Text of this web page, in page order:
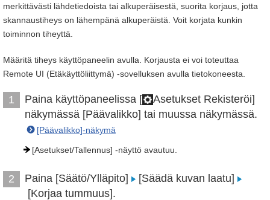
merkittävästi lähdetiedoista tai alkuperäisestä, suorita korjaus, jotta
skannaustiheys on lähempänä alkuperäistä. Voit korjata kunkin
toiminnon tiheyttä.
Määritä tiheys käyttöpaneelin avulla. Korjausta ei voi toteuttaa
Remote UI (Etäkäyttöliittymä) -sovelluksen avulla tietokoneesta.
1 Paina käyttöpaneelissa [
Asetukset Rekisteröi]
näkymässä [Päävalikko] tai muussa näkymässä.
[Päävalikko]-näkymä
[Asetukset/Tallennus] -näyttö avautuu.
2 Paina [Säätö/Ylläpito]
[Säädä kuvan laatu]
[Korjaa tummuus].